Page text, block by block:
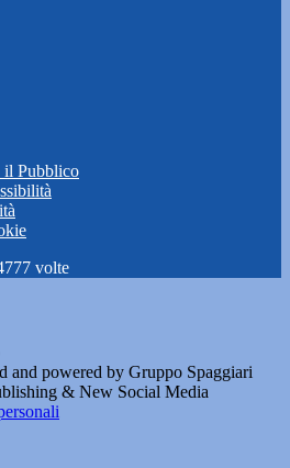
Pubblico
volte
and powered by Gruppo Spaggiari
& New Social Media